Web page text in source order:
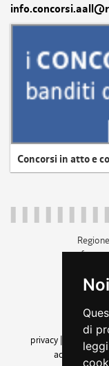
di
Concorsi in atto e
c.f.
privacy
cookie |
accessibilità|